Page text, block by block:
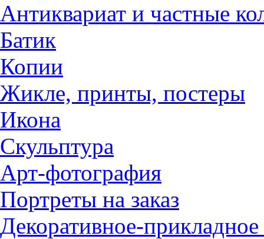
Антиквариат и частные
Батик
Копии
Жикле, принты, постеры
Икона
Скульптура
Арт-фотография
Портреты на заказ
Декоративное-прикладное